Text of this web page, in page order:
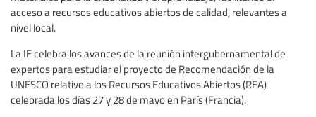
acceso a recursos educativos abiertos de calidad, relevantes a
nivel local.
La IE celebra los avances de la reunión intergubernamental de
expertos para estudiar el proyecto de Recomendación de la
UNESCO relativo a los Recursos Educativos Abiertos (REA)
celebrada los días 27 y 28 de mayo en París (Francia).